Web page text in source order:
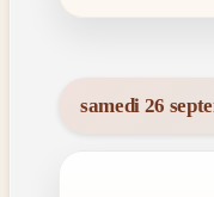
samedi 26